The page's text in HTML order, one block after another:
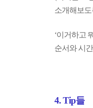
소개해보
‘이거하고
순서와 시
4. Tip들